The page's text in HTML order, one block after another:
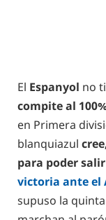
El Espanyol no
compite al
en Primera
blanquiazul
para poder
victoria ante el
supuso la